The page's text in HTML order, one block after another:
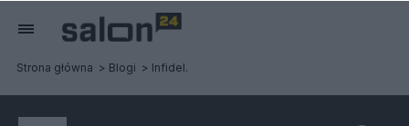
Strona główna Blogi Infidel.